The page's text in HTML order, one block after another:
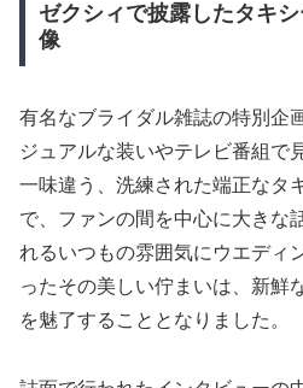
ゼクシィで披露したタキ
像
有名なブライダル雑誌の特別企
ジュアルな装いやテレビ番組で
一味違う、洗練された端正なタ
で、ファンの間を中心に大きな
れるいつもの雰囲気にウエディ
ったその美しい佇まいは、新鮮
を魅了することとなりました。